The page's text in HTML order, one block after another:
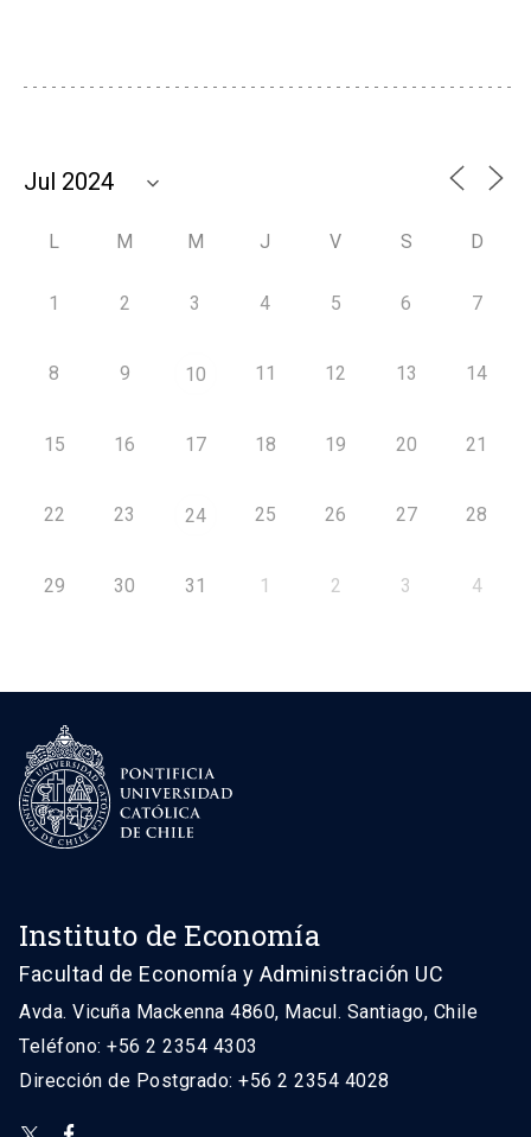
L M M J V S D
1 2 3 4 5 6 7
8 9 10 11 12 13 14
15 16 17 18 19 20 21
22 23 24 25 26 27 28
29 30 31 1 2 3 4
Instituto de Economía
Facultad de Economía y Administración UC
Avda. Vicuña Mackenna 4860, Macul. Santiago, Chile
Teléfono: +56 2 2354 4303
Dirección de Postgrado: +56 2 2354 4028